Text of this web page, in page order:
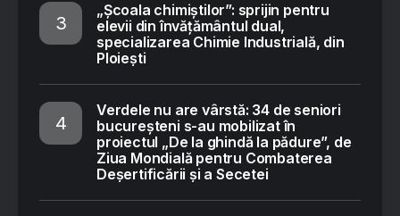
„Școala chimiștilor”: sprijin pentru
elevii din învățământul dual,
specializarea Chimie Industrială, din
Ploiești
Verdele nu are vârstă: 34 de seniori
bucureșteni s-au mobilizat în
proiectul „De la ghindă la pădure”, de
Ziua Mondială pentru Combaterea
Deșertificării și a Secetei